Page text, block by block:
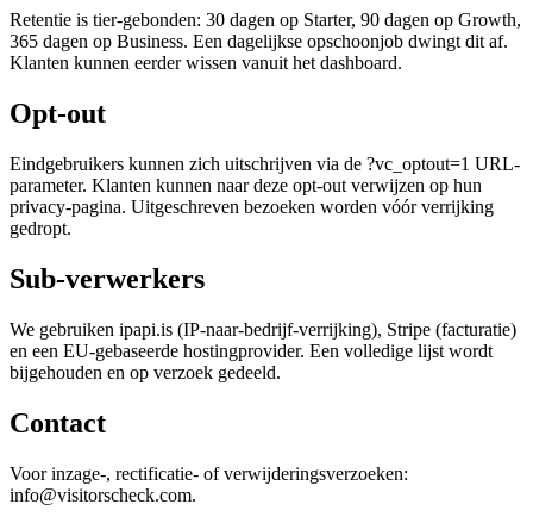
Retentie is tier-gebonden: 30 dagen op Starter, 90 dagen op Growth,
365 dagen op Business. Een dagelijkse opschoonjob dwingt dit af.
Klanten kunnen eerder wissen vanuit het dashboard.
Opt-out
Eindgebruikers kunnen zich uitschrijven via de ?vc_optout=1 URL-
parameter. Klanten kunnen naar deze opt-out verwijzen op hun
privacy-pagina. Uitgeschreven bezoeken worden vóór verrijking
gedropt.
Sub-verwerkers
We gebruiken ipapi.is (IP-naar-bedrijf-verrijking), Stripe (facturatie)
en een EU-gebaseerde hostingprovider. Een volledige lijst wordt
bijgehouden en op verzoek gedeeld.
Contact
Voor inzage-, rectificatie- of verwijderingsverzoeken:
info@visitorscheck.com.